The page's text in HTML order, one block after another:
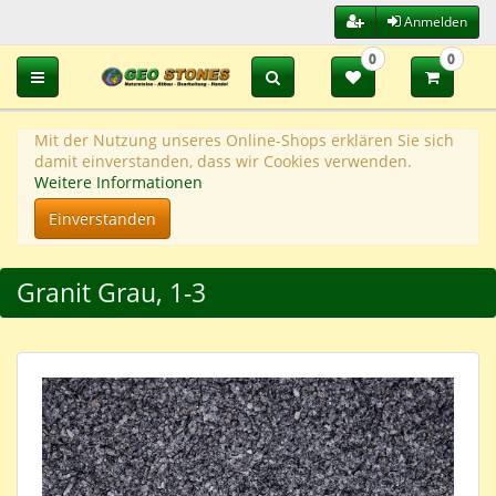
Anmelden
Toggle navigation
0 0
Mit der Nutzung unseres Online-Shops erklären Sie sich
damit einverstanden, dass wir Cookies verwenden.
Weitere Informationen
Einverstanden
Granit Grau, 1-3